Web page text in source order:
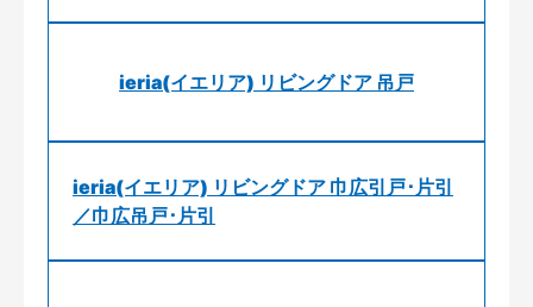
ieria(イエリア) リビングドア 吊戸
ieria(イエリア) リビングドア 巾広引戸･片引
／巾広吊戸･片引